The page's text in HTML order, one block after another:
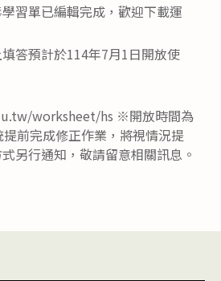
習單已編輯完成，歡迎下載運
答預計於114年7月1日開放使
worksheet/hs ※開放時間為
前完成修正作業，將視情況提
另行通知，敬請留意相關訊息。